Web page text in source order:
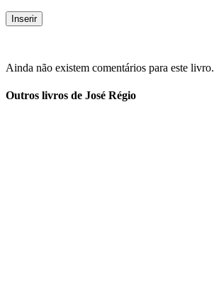
Ainda não existem comentários para este livro.
Outros livros de José Régio